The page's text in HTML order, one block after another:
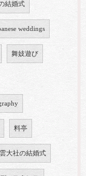
結婚式
weddings
舞妓遊び
料亭
大社の結婚式